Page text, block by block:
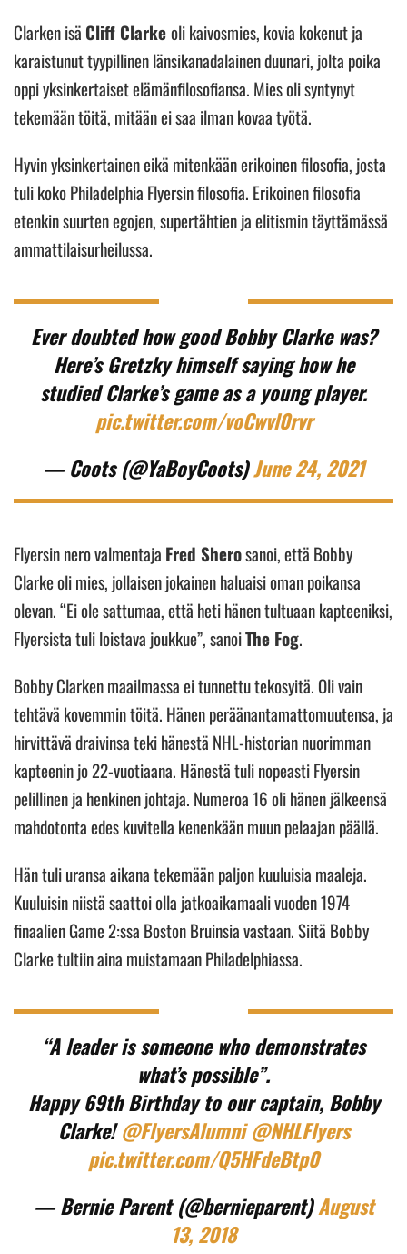
Clarken isä Cliff Clarkeoli kaivosmies, kovia kokenut ja
karaistunut tyypillinen länsikanadalainen duunari, jolta poika
oppi yksinkertaiset elämänfilosofiansa. Mies oli syntynyt
tekemään töitä, mitään ei saa ilman kovaa työtä.
Hyvin yksinkertainen eikä mitenkään erikoinen filosofia, josta
tuli koko Philadelphia Flyersin filosofia. Erikoinen filosofia
etenkin suurten egojen, supertähtien ja elitismin täyttämässä
ammattilaisurheilussa.
Ever doubted how good Bobby Clarke was?
Here’s Gretzky himself saying how he
studied Clarke’s game as a young player.
pic.twitter.com/voCwvl0rvr
— Coots (@YaBoyCoots)June 24, 2021
Flyersin nero valmentaja Fred Sherosanoi, että Bobby
Clarke oli mies, jollaisen jokainen haluaisi oman poikansa
olevan. “Ei ole sattumaa, että heti hänen tultuaan kapteeniksi,
Flyersista tuli loistava joukkue”, sanoiThe Fog.
Bobby Clarken maailmassa ei tunnettu tekosyitä. Oli vain
tehtävä kovemmin töitä. Hänen peräänantamattomuutensa, ja
hirvittävä draivinsa teki hänestä NHL-historian nuorimman
kapteenin jo 22-vuotiaana. Hänestä tuli nopeasti Flyersin
pelillinen ja henkinen johtaja. Numeroa 16 oli hänen jälkeensä
mahdotonta edes kuvitella kenenkään muun pelaajan päällä.
Hän tuli uransa aikana tekemään paljon kuuluisia maaleja.
Kuuluisin niistä saattoi olla jatkoaikamaali vuoden 1974
finaalien Game 2:ssa Boston Bruinsia vastaan. Siitä Bobby
Clarke tultiin aina muistamaan Philadelphiassa.
“A leader is someone who demonstrates
what’s possible”.
Happy 69th Birthday to our captain, Bobby
Clarke!@FlyersAlumni @NHLFlyers
pic.twitter.com/Q5HFdeBtp0
— Bernie Parent (@bernieparent)August
13, 2018